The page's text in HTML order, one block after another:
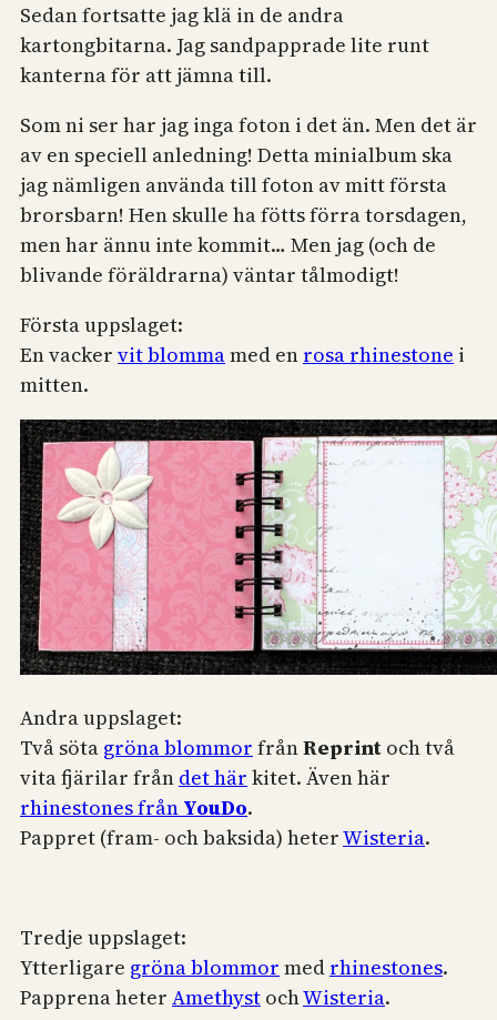
Sedan fortsatte jag klä in de andra
kartongbitarna. Jag sandpapprade lite runt
kanterna för att jämna till.
Som ni ser har jag inga foton i det än. Men det är
av en speciell anledning! Detta minialbum ska
jag nämligen använda till foton av mitt första
brorsbarn! Hen skulle ha fötts förra torsdagen,
men har ännu inte kommit… Men jag (och de
blivande föräldrarna) väntar tålmodigt!
Första uppslaget:
En vacker vit blommamed en rosa rhinestone i
mitten.
Andra uppslaget:
Två söta gröna blommor frånReprint och två
vita fjärilar från det här kitet. Även här
rhinestones från YouDo.
Pappret (fram- och baksida) heterWisteria.
Tredje uppslaget:
Ytterligare gröna blommor med rhinestones.
Papprena heter Amethyst ochWisteria.